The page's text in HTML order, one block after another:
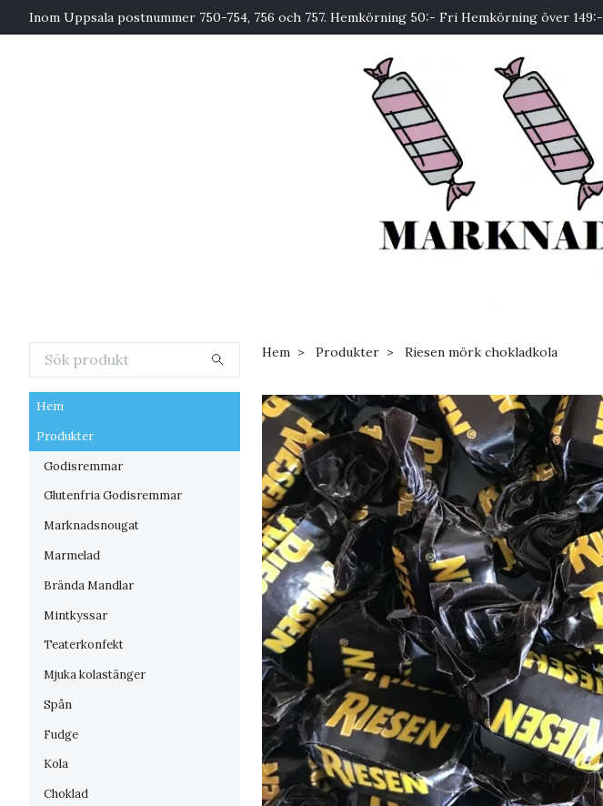
Inom Uppsala postnummer 750-754, 756 och 757. Hemkörning 50:- Fri Hemkörning över 149:-
Hem
Produkter
Godisremmar
Glutenfria Godisremmar
Marknadsnougat
Marmelad
Brända Mandlar
Mintkyssar
Teaterkonfekt
Mjuka kolastänger
Spån
Fudge
Kola
Choklad
Hem Produkter Riesen mörk chokladkola